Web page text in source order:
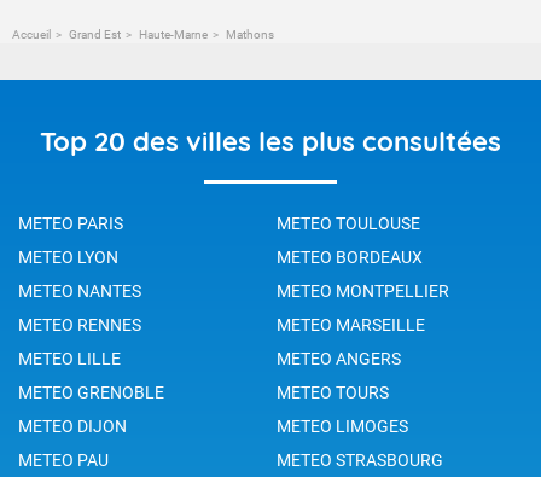
Accueil Grand Est Haute-Marne Mathons
Top 20 des villes les plus consultées
METEO PARIS
METEO TOULOUSE
METEO LYON
METEO BORDEAUX
METEO NANTES
METEO MONTPELLIER
METEO RENNES
METEO MARSEILLE
METEO LILLE
METEO ANGERS
METEO GRENOBLE
METEO TOURS
METEO DIJON
METEO LIMOGES
METEO PAU
METEO STRASBOURG